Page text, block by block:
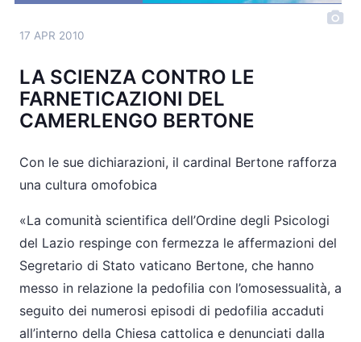
17 APR 2010
LA SCIENZA CONTRO LE
FARNETICAZIONI DEL
CAMERLENGO BERTONE
Con le sue dichiarazioni, il cardinal Bertone rafforza
una cultura omofobica
«La comunità scientifica dell’Ordine degli Psicologi
del Lazio respinge con fermezza le affermazioni del
Segretario di Stato vaticano Bertone, che hanno
messo in relazione la pedofilia con l’omosessualità, a
seguito dei numerosi episodi di pedofilia accaduti
all’interno della Chiesa cattolica e denunciati dalla